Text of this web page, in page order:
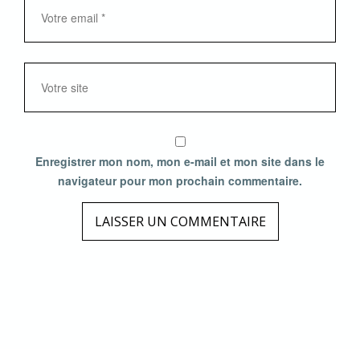
Enregistrer mon nom, mon e-mail et mon site dans le
navigateur pour mon prochain commentaire.